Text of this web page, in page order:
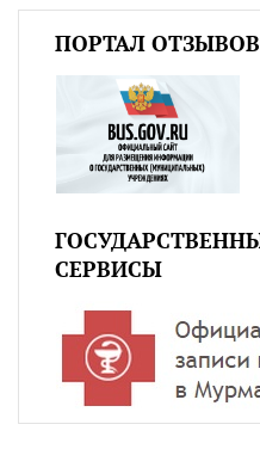
ПОРТАЛ ОТЗЫВОВ
СЕРВИСЫ